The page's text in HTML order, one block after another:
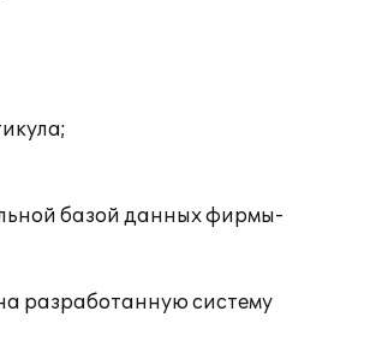
базой данных фирмы-
разработанную систему